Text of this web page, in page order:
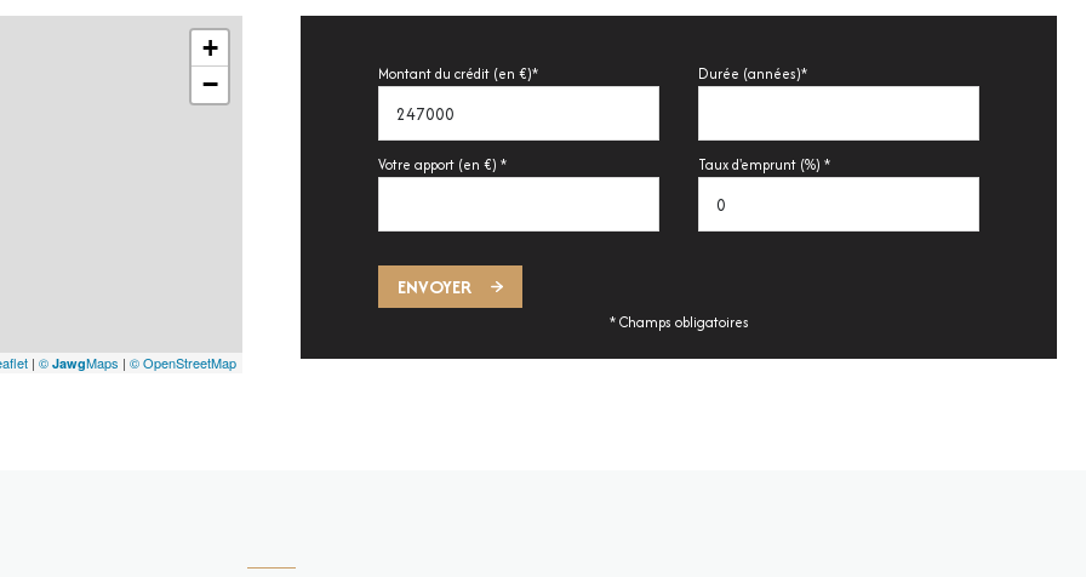
+
−
| © JawgMaps | © OpenStreetMap
Montant du crédit (en €)* Durée (années)*
Votre apport (en €) * Taux d'emprunt (%) *
ENVOYER
* Champs obligatoires